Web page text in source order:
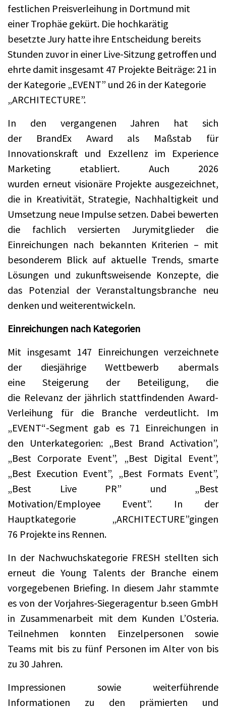
festlichen Preisverleihung in Dortmund mit
einer Trophäe gekürt. Die hochkarätig
besetzte Jury hatte ihre Entscheidung bereits
Stunden zuvor in einer Live-Sitzung getroffen und
ehrte damit insgesamt 47 Projekte Beiträge: 21 in
der Kategorie „EVENT” und 26 in der Kategorie
„ARCHITECTURE”.
In den vergangenen Jahren hat sich
der BrandEx Award als Maßstab für
Innovationskraft und Exzellenz im Experience
Marketing etabliert. Auch 2026
wurden erneut visionäre Projekte ausgezeichnet,
die in Kreativität, Strategie, Nachhaltigkeit und
Umsetzung neue Impulse setzen. Dabei bewerten
die fachlich versierten Jurymitglieder die
Einreichungen nach bekannten Kriterien – mit
besonderem Blick auf aktuelle Trends, smarte
Lösungen und zukunftsweisende Konzepte, die
das Potenzial der Veranstaltungsbranche neu
denken und weiterentwickeln.
Einreichungen nach Kategorien
Mit insgesamt 147 Einreichungen verzeichnete
der diesjährige Wettbewerb abermals
eine Steigerung der Beteiligung, die
die Relevanz der jährlich stattfindenden Award-
Verleihung für die Branche verdeutlicht. Im
„EVENT“-Segment gab es 71 Einreichungen in
den Unterkategorien: „Best Brand Activation”,
„Best Corporate Event”, „Best Digital Event”,
„Best Execution Event”, „Best Formats Event”,
„Best Live PR” und „Best
Motivation/Employee Event”. In der
Hauptkategorie „ARCHITECTURE”gingen
76 Projekte ins Rennen.
In der Nachwuchskategorie FRESH stellten sich
erneut die Young Talents der Branche einem
vorgegebenen Briefing. In diesem Jahr stammte
es von der Vorjahres-Siegeragentur b.seen GmbH
in Zusammenarbeit mit dem Kunden L’Osteria.
Teilnehmen konnten Einzelpersonen sowie
Teams mit bis zu fünf Personen im Alter von bis
zu 30 Jahren.
Impressionen sowie weiterführende
Informationen zu den prämierten und